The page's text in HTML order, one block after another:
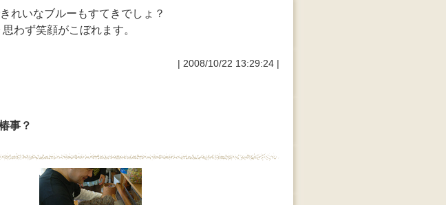
れいなブルーもすてきでしょ？
わず笑顔がこぼれます。
| 2008/10/22 13:29:24 |
事？